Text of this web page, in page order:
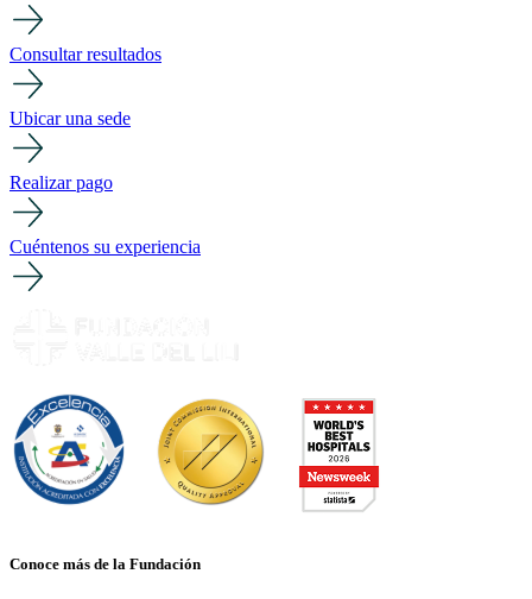
Consultar resultados
Ubicar una sede
Realizar pago
Cuéntenos su experiencia
Conoce más de la Fundación